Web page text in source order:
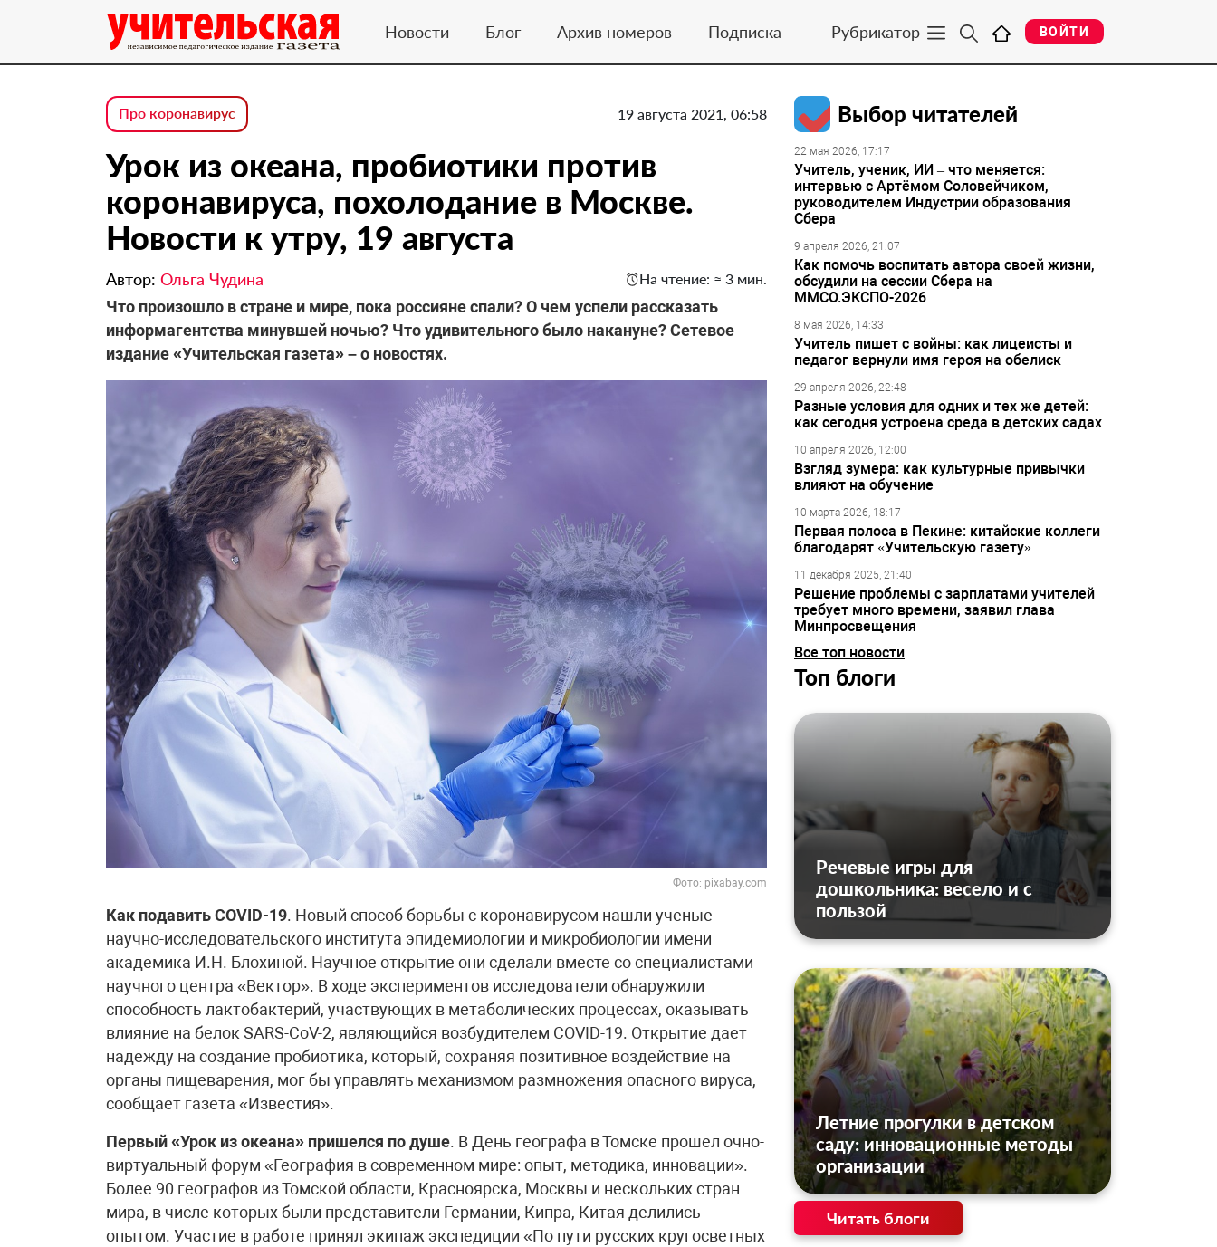
Новости Блог Архив номеров Подписка Рубрикатор ВОЙТИ
Про коронавирус 19 августа 2021, 06:58
Урок из океана, пробиотики против
коронавируса, похолодание в Москве.
Новости к утру, 19 августа
Автор: Ольга Чудина На чтение: ≈ 3 мин.
Что произошло в стране и мире, пока россияне спали? О чем успели рассказать
информагентства минувшей ночью? Что удивительного было накануне? Сетевое
издание «Учительская газета» – о новостях.
Фото: pixabay.com
Как подавить COVID-19. Новый способ борьбы с коронавирусом нашли ученые
научно-исследовательского института эпидемиологии и микробиологии имени
академика И.Н. Блохиной. Научное открытие они сделали вместе со специалистами
научного центра «Вектор». В ходе экспериментов исследователи обнаружили
способность лактобактерий, участвующих в метаболических процессах, оказывать
влияние на белок SARS-CoV-2, являющийся возбудителем COVID-19. Открытие дает
надежду на создание пробиотика, который, сохраняя позитивное воздействие на
органы пищеварения, мог бы управлять механизмом размножения опасного вируса,
сообщает газета «Известия».
Первый «Урок из океана» пришелся по душе. В День географа в Томске прошел очно-
виртуальный форум «География в современном мире: опыт, методика, инновации».
Более 90 географов из Томской области, Красноярска, Москвы и нескольких стран
мира, в числе которых были представители Германии, Кипра, Китая делились
опытом. Участие в работе принял экипаж экспедиции «По пути русских кругосветных
Выбор читателей
22 мая 2026, 17:17
Учитель, ученик, ИИ – что меняется:
интервью с Артёмом Соловейчиком,
руководителем Индустрии образования
Сбера
9 апреля 2026, 21:07
Как помочь воспитать автора своей жизни,
обсудили на сессии Сбера на
ММСО.ЭКСПО-2026
8 мая 2026, 14:33
Учитель пишет с войны: как лицеисты и
педагог вернули имя героя на обелиск
29 апреля 2026, 22:48
Разные условия для одних и тех же детей:
как сегодня устроена среда в детских садах
10 апреля 2026, 12:00
Взгляд зумера: как культурные привычки
влияют на обучение
10 марта 2026, 18:17
Первая полоса в Пекине: китайские коллеги
благодарят «Учительскую газету»
11 декабря 2025, 21:40
Решение проблемы с зарплатами учителей
требует много времени, заявил глава
Минпросвещения
Все топ новости
Топ блоги
Речевые игры для
дошкольника: весело и с
пользой
Летние прогулки в детском
саду: инновационные методы
организации
Читать блоги